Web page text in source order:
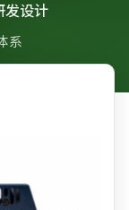
发设计
系